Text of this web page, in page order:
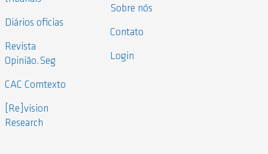
Diários oficias
Revista
Opinião.Seg
CAC Comtexto
[Re]vision
Research
Sobre nós
Contato
Login